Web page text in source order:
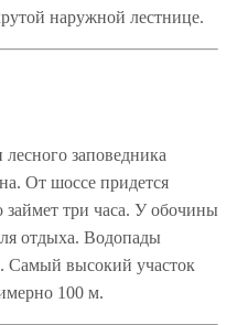
наружной лестнице.
заповедника
От шоссе придется
три часа. У обочины
отдыха. Водопады
Самый высокий участок
100 м.